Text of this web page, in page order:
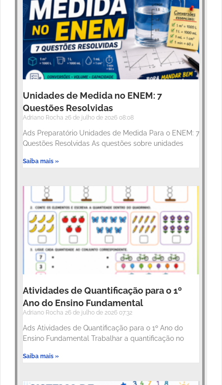
Unidades de Medida no ENEM: 7
Questões Resolvidas
Adriano Rocha 26 de julho de 2026 08:08
Ads Preparatório Unidades de Medida Para o ENEM: 7
Questões Resolvidas As questões sobre unidades
Saiba mais »
Atividades de Quantificação para o 1º
Ano do Ensino Fundamental
Adriano Rocha 26 de julho de 2026 07:32
Ads Atividades de Quantificação para o 1º Ano do
Ensino Fundamental Trabalhar a quantificação no
Saiba mais »